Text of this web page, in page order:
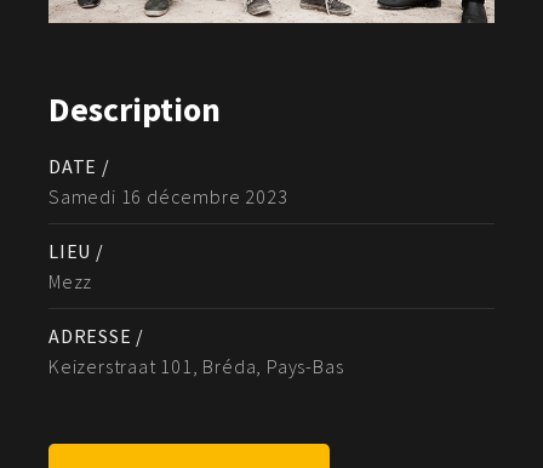
Description
DATE /
Samedi 16 décembre 2023
LIEU /
Mezz
ADRESSE /
Keizerstraat 101, Bréda, Pays-Bas